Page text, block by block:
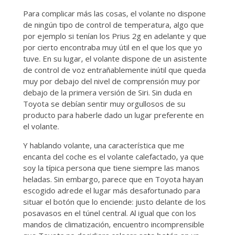
Para complicar más las cosas, el volante no dispone
de ningún tipo de control de temperatura, algo que
por ejemplo si tenían los Prius 2g en adelante y que
por cierto encontraba muy útil en el que los que yo
tuve. En su lugar, el volante dispone de un asistente
de control de voz entrañablemente inútil que queda
muy por debajo del nivel de comprensión muy por
debajo de la primera versión de Siri. Sin duda en
Toyota se debían sentir muy orgullosos de su
producto para haberle dado un lugar preferente en
el volante.
Y hablando volante, una característica que me
encanta del coche es el volante calefactado, ya que
soy la típica persona que tiene siempre las manos
heladas. Sin embargo, parece que en Toyota hayan
escogido adrede el lugar más desafortunado para
situar el botón que lo enciende: justo delante de los
posavasos en el túnel central. Al igual que con los
mandos de climatización, encuentro incomprensible